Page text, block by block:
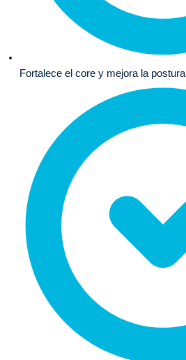
Fortalece el core y mejora la postura